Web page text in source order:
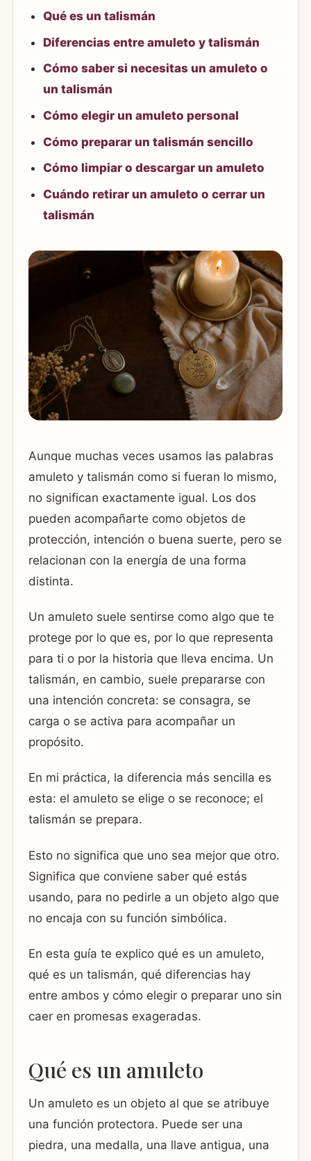
Qué es un talismán
Diferencias entre amuleto y talismán
Cómo saber si necesitas un amuleto o
un talismán
Cómo elegir un amuleto personal
Cómo preparar un talismán sencillo
Cómo limpiar o descargar un amuleto
Cuándo retirar un amuleto o cerrar un
talismán
Aunque muchas veces usamos las palabras
amuleto y talismán como si fueran lo mismo,
no significan exactamente igual. Los dos
pueden acompañarte como objetos de
protección, intención o buena suerte, pero se
relacionan con la energía de una forma
distinta.
Un amuleto suele sentirse como algo que te
protege por lo que es, por lo que representa
para ti o por la historia que lleva encima. Un
talismán, en cambio, suele prepararse con
una intención concreta: se consagra, se
carga o se activa para acompañar un
propósito.
En mi práctica, la diferencia más sencilla es
esta: el amuleto se elige o se reconoce; el
talismán se prepara.
Esto no significa que uno sea mejor que otro.
Significa que conviene saber qué estás
usando, para no pedirle a un objeto algo que
no encaja con su función simbólica.
En esta guía te explico qué es un amuleto,
qué es un talismán, qué diferencias hay
entre ambos y cómo elegir o preparar uno sin
caer en promesas exageradas.
Qué es un amuleto
Un amuleto es un objeto al que se atribuye
una función protectora. Puede ser una
piedra, una medalla, una llave antigua, una